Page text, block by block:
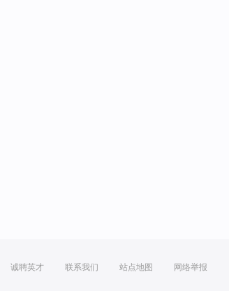
诚聘英才 联系我们 站点地图 网络举报